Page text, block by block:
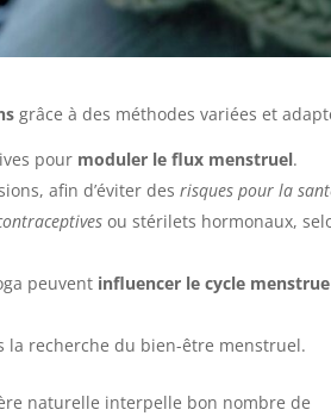
grâce à des méthodes variées et
pour moduler le flux menstruel.
afin d’éviter desrisques pour la
ou stérilets hormonaux,
peuvent influencer le cycle
la recherche du bien-être menstruel.
naturelle interpelle bon nombre de